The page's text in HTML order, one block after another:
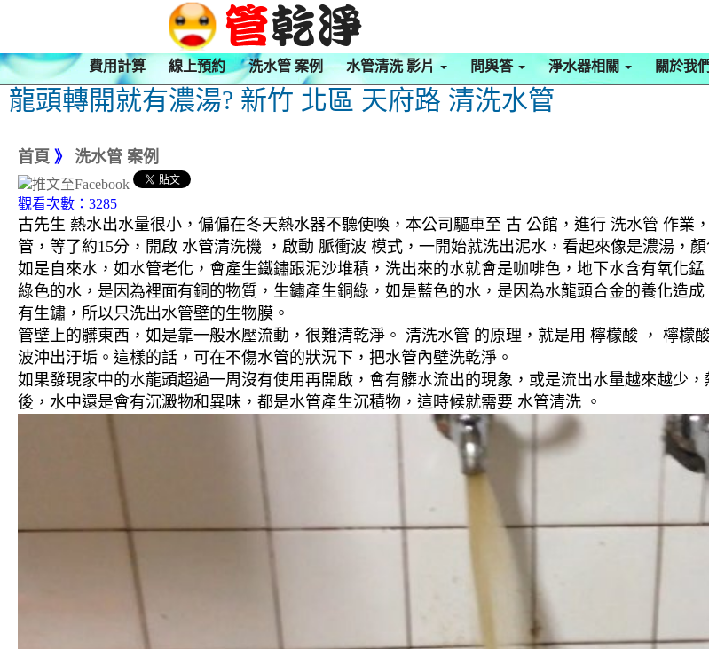
費用計算 線上預約 洗水管 案例 水管清洗 影片 問與答 淨水器相關 關於我們
龍頭轉開就有濃湯? 新竹 北區 天府路 清洗水管
首頁 》 洗水管 案例
觀看次數：3285
古先生 熱水出水量很小，偏偏在冬天熱水器不聽使喚，本公司驅車至 古 公館，進行 洗水管 作
管，等了約15分，開啟 水管清洗機 ，啟動 脈衝波 模式，一開始就洗出泥水，看起來像是濃湯，
如是自來水，如水管老化，會產生鐵鏽跟泥沙堆積，洗出來的水就會是咖啡色，地下水含有氧化
綠色的水，是因為裡面有銅的物質，生鏽產生銅綠，如是藍色的水，是因為水龍頭合金的養化造
有生鏽，所以只洗出水管壁的生物膜。
管壁上的髒東西，如是靠一般水壓流動，很難清乾淨。 清洗水管 的原理，就是用 檸檬酸 ， 檸
波沖出汙垢。這樣的話，可在不傷水管的狀況下，把水管內壁洗乾淨。
如果發現家中的水龍頭超過一周沒有使用再開啟，會有髒水流出的現象，或是流出水量越來越少
後，水中還是會有沉澱物和異味，都是水管產生沉積物，這時候就需要 水管清洗 。